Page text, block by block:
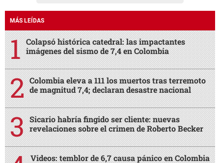
MÁS LEÍDAS
Colapsó histórica catedral: las impactantes
imágenes del sismo de 7,4 en Colombia
Colombia eleva a 111 los muertos tras terremoto
de magnitud 7,4; declaran desastre nacional
Sicario habría fingido ser cliente: nuevas
revelaciones sobre el crimen de Roberto Becker
Videos: temblor de 6,7 causa pánico en Colombia